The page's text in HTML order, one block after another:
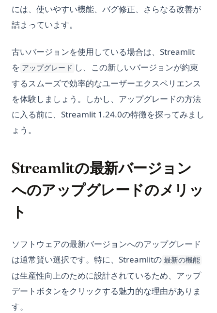
には、使いやすい機能、バグ修正、さらなる改善が
詰まっています。
古いバージョンを使用している場合は、Streamlit
を アップグレード し、この新しいバージョンが約束
するスムーズで効率的なユーザーエクスペリエンス
を体験しましょう。しかし、アップグレードの方法
に入る前に、Streamlit 1.24.0の特徴を探ってみまし
ょう。
Streamlitの最新バージョン
へのアップグレードのメリッ
ト
ソフトウェアの最新バージョンへのアップグレード
は通常賢い選択です。特に、Streamlitの 最新の機能
は生産性向上のために設計されているため、アップ
デートボタンをクリックする魅力的な理由がありま
す。